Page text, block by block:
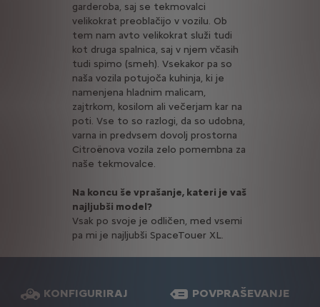
garderoba, saj se tekmovalci
velikokrat preoblačijo v vozilu. Ob
tem nam avto velikokrat služi tudi
kot druga spalnica, saj v njem včasih
tudi spimo (smeh). Vsekakor pa so
naša vozila potujoča kuhinja, ki je
namenjena hladnim malicam,
zajtrkom, kosilom ali večerjam kar na
poti. Vse to so razlogi, da so udobna,
varna in predvsem dovolj prostorna
Citroënova vozila zelo pomembna za
naše tekmovalce.
Na koncu še vprašanje, kateri je vaš
najljubši model?
Vsak po svoje je odličen, med vsemi
pa mi je najljubši SpaceTouer XL.
KONFIGURIRAJ POVPRAŠEVANJE